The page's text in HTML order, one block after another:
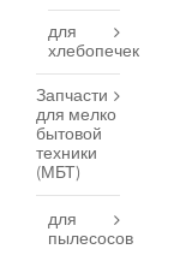
для
хлебопечек
Запчасти
для мелко
бытовой
техники
(МБТ)
для
пылесосов